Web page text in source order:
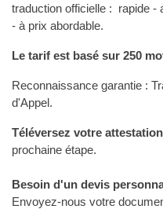
traduction officielle : rapide -
- à prix abordable.
Le tarif est basé sur 250
Reconnaissance garantie :
d'Appel.
Téléversez votre attestation
prochaine étape.
Besoin d'un devis
Envoyez-nous votre